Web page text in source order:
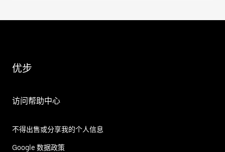
优步
访问帮助中心
不得出售或分享我的个人信息
Google 数据政策